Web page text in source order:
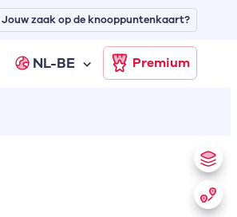
NL-BE Premium
Jouw zaak op de knooppuntenkaart?